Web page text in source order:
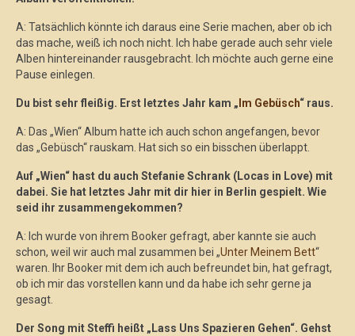
A: Tatsächlich könnte ich daraus eine Serie machen, aber ob ich
das mache, weiß ich noch nicht. Ich habe gerade auch sehr viele
Alben hintereinander rausgebracht. Ich möchte auch gerne eine
Pause einlegen.
Du bist sehr fleißig. Erst letztes Jahr kam „ Im Gebüsch“ raus.
A: Das „Wien“ Album hatte ich auch schon angefangen, bevor
das „Gebüsch“ rauskam. Hat sich so ein bisschen überlappt.
Auf „Wien“ hast du auch Stefanie Schrank (Locas in Love) mit
dabei. Sie hat letztes Jahr mit dir hier in Berlin gespielt. Wie
seid ihr zusammengekommen?
A: Ich wurde von ihrem Booker gefragt, aber kannte sie auch
schon, weil wir auch mal zusammen bei „Unter Meinem Bett“
waren. Ihr Booker mit dem ich auch befreundet bin, hat gefragt,
ob ich mir das vorstellen kann und da habe ich sehr gerne ja
gesagt.
Der Song mit Steffi heißt „Lass Uns Spazieren Gehen“. Gehst